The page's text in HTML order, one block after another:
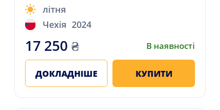
літня
Чехія 2024
17 250 ₴ В наявності
ДОКЛАДНІШЕ КУПИТИ